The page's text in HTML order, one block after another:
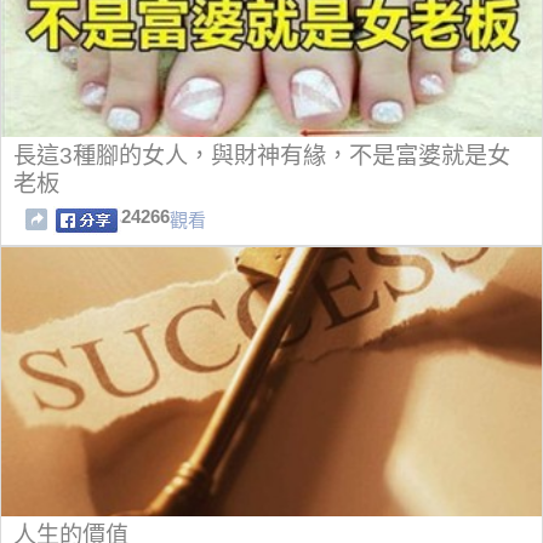
長這3種腳的女人，與財神有緣，不是富婆就是女
老板
24266觀看
人生的價值